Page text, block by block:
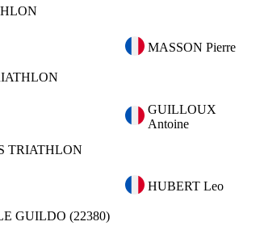
MASSON Pierre
GUILLOUX
Antoine
TRIATHLON
HUBERT Leo
GUILDO (22380)